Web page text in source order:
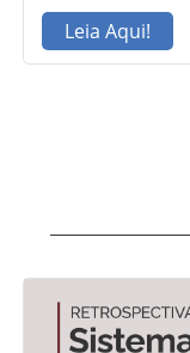
Leia Aqui!